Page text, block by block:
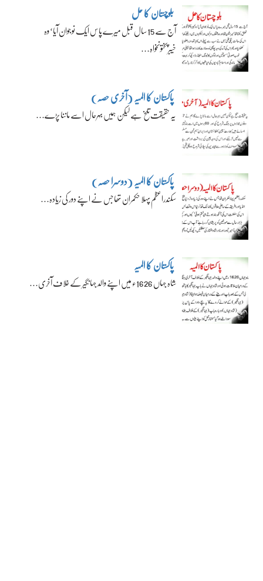
بلوچستان کا حل
آج سے 15 سال قبل میرے پاس ایک نوجوان آیا‘ وہ
خیبرپختونخواہ…
پاکستان کا المیہ (آخری حصہ)
یہ حقیقت تلخ ہے لیکن ہمیں بہرحال اسے ماننا پڑے…
پاکستان کا المیہ (دوسرا حصہ)
سکندراعظم پہلا حکمران تھا جس نے اپنے دور کی زیادہ…
پاکستان کا المیہ
شاہ جہاں 1626ء میں اپنے والد جہانگیر کے خلاف آخری…